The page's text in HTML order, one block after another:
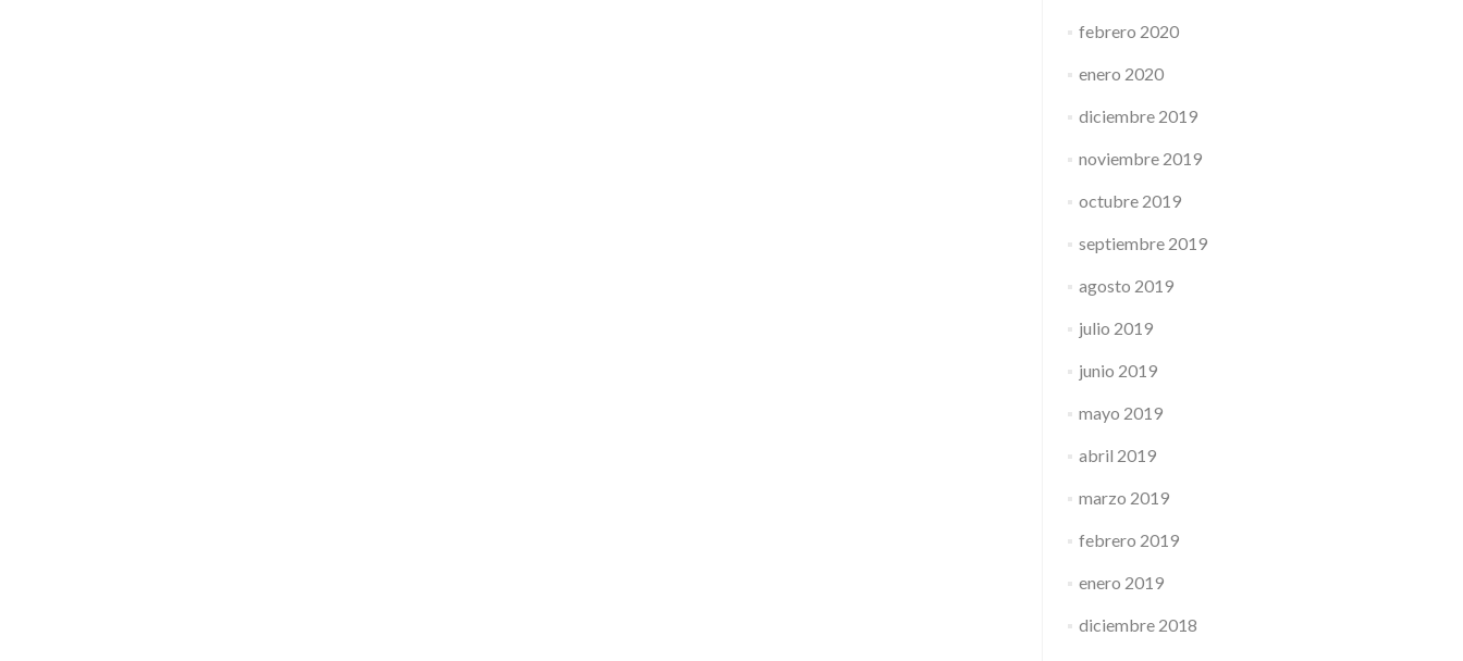
febrero 2020
enero 2020
diciembre 2019
noviembre 2019
octubre 2019
septiembre 2019
agosto 2019
julio 2019
junio 2019
mayo 2019
abril 2019
marzo 2019
febrero 2019
enero 2019
diciembre 2018